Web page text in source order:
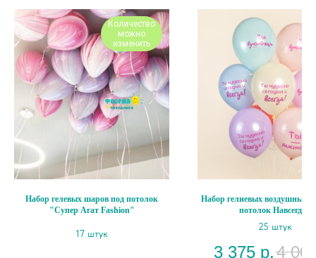
Количество
можно
изменить
Набор гелевых шаров под потолок
"Супер Агат Fashion"
17 штук
Набор гелиевых воздушных
потолок Навсегда"
25 штук
3 375 р.4